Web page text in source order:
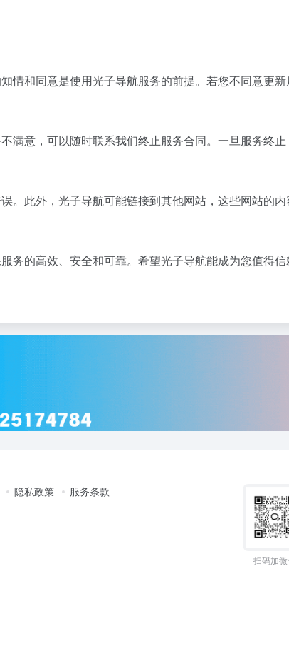
和同意是使用光子导航服务的前提。若您不同意更新
满意，可以随时联系我们终止服务合同。一旦服务终
。此外，光子导航可能链接到其他网站，这些网站的
务的高效、安全和可靠。希望光子导航能成为您值得
隐私政策 服务条款
扫码加